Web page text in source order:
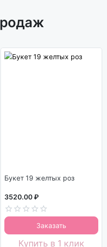
Букет 19 желтых роз
3520.00 ₽
Заказать
Купить в 1 клик